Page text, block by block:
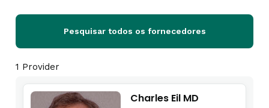
Pesquisar todos os fornecedores
1 Provider
Charles Eil MD